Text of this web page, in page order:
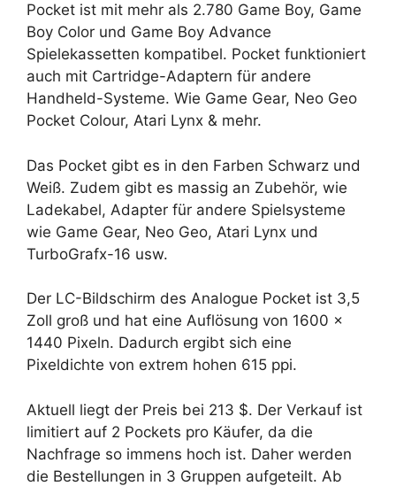
Pocket ist mit mehr als 2.780 Game Boy, Game
Boy Color und Game Boy Advance
Spielekassetten kompatibel. Pocket funktioniert
auch mit Cartridge-Adaptern für andere
Handheld-Systeme. Wie Game Gear, Neo Geo
Pocket Colour, Atari Lynx & mehr.
Das Pocket gibt es in den Farben Schwarz und
Weiß. Zudem gibt es massig an Zubehör, wie
Ladekabel, Adapter für andere Spielsysteme
wie Game Gear, Neo Geo, Atari Lynx und
TurboGrafx-16 usw.
Der LC-Bildschirm des Analogue Pocket ist 3,5
Zoll groß und hat eine Auflösung von 1600 ×
1440 Pixeln. Dadurch ergibt sich eine
Pixeldichte von extrem hohen 615 ppi.
Aktuell liegt der Preis bei 213 $. Der Verkauf ist
limitiert auf 2 Pockets pro Käufer, da die
Nachfrage so immens hoch ist. Daher werden
die Bestellungen in 3 Gruppen aufgeteilt. Ab